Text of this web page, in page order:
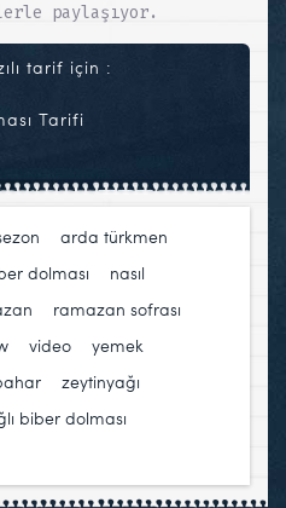
paylaşıyor.
tarif için :
Tarifi
arda türkmen
dolması
nasıl
ramazan sofrası
video yemek
zeytinyağı
biber dolması